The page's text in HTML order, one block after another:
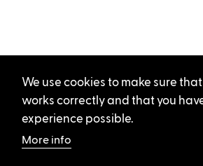
We use cookies to make sure
works correctly and that you
experience possible.
More info